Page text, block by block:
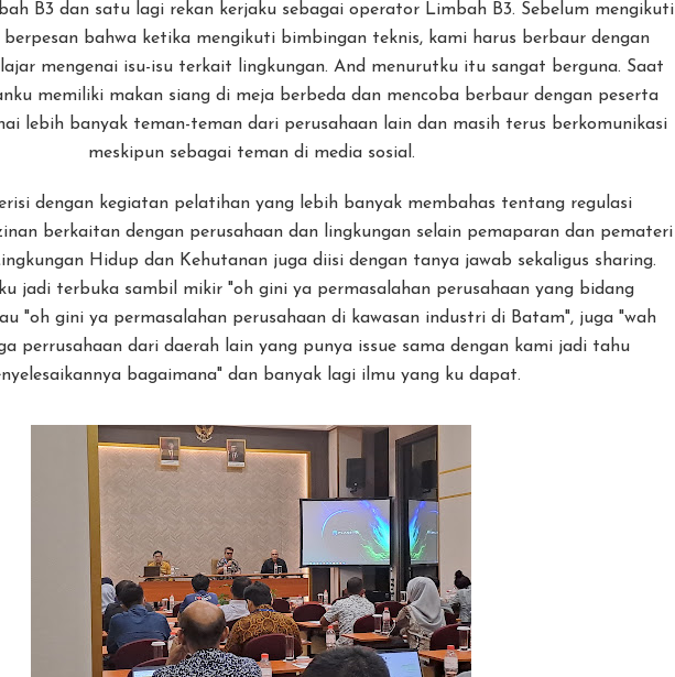
B3 dan satu lagi rekan kerjaku sebagai operator Limbah B3. Sebelum mengikuti
bahwa ketika mengikuti bimbingan teknis, kami harus berbaur dengan
mengenai isu-isu terkait lingkungan. And menurutku itu sangat berguna. Saat
memiliki makan siang di meja berbeda dan mencoba berbaur dengan peserta
lebih banyak teman-teman dari perusahaan lain dan masih terus berkomunikasi
meskipun sebagai teman di media sosial.
dengan kegiatan pelatihan yang lebih banyak membahas tentang regulasi
berkaitan dengan perusahaan dan lingkungan selain pemaparan dan pemateri
Hidup dan Kehutanan juga diisi dengan tanya jawab sekaligus sharing.
jadi terbuka sambil mikir "oh gini ya permasalahan perusahaan yang bidang
"oh gini ya permasalahan perusahaan di kawasan industri di Batam", juga "wah
perrusahaan dari daerah lain yang punya issue sama dengan kami jadi tahu
bagaimana" dan banyak lagi ilmu yang ku dapat.